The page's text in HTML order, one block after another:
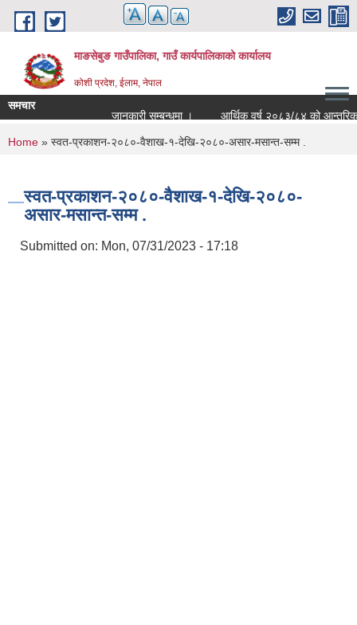
Skip to main content
माङसेबुङ गाउँपालिका, गाउँ कार्यपालिकाको कार्यालय
कोशी प्रदेश, ईलाम, नेपाल
समचार
जानकारी सम्बन्धमा ।
आर्थिक वर्ष २०८३/८४ को आन्तरिक
You are here
Home » स्वत-प्रकाशन-२०८०-वैशाख-१-देखि-२०८०-असार-मसान्त-सम्म .
स्वत-प्रकाशन-२०८०-वैशाख-१-देखि-२०८०-
असार-मसान्त-सम्म .
Submitted on: Mon, 07/31/2023 - 17:18